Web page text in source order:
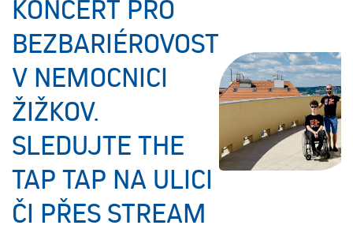
KONCERT PRO
BEZBARIÉROVOST
V NEMOCNICI
ŽIŽKOV.
SLEDUJTE THE
TAP TAP NA ULICI
ČI PŘES STREAM